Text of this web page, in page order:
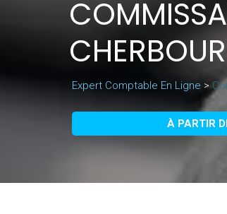
Expert Comptable En Ligne >
À PARTIR